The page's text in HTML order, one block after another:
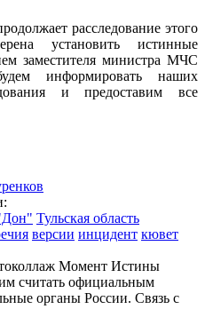
расследование этого
установить истинные
заместителя министра МЧС
информировать наших
и предоставим все
Тульская область
версии инцидент кювет
Момент Истины
считать официальным
органы России. Связь с